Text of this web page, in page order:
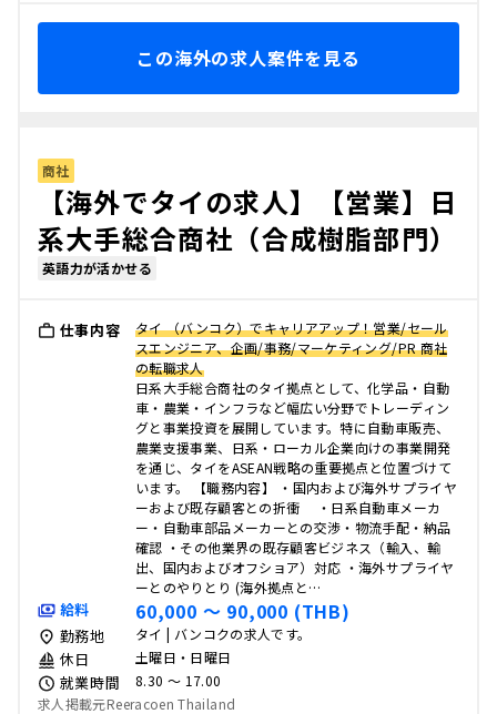
この海外の求人案件を見る
商社
【海外でタイの求人】【営業】日
系大手総合商社（合成樹脂部門）
英語力が活かせる
仕事内容
タイ （バンコク）でキャリアアップ！営業/セール
スエンジニア、企画/事務/マーケティング/PR 商社
の転職求人
日系大手総合商社のタイ拠点として、化学品・自動
車・農業・インフラなど幅広い分野でトレーディン
グと事業投資を展開しています。特に自動車販売、
農業支援事業、日系・ローカル企業向けの事業開発
を通じ、タイをASEAN戦略の重要拠点と位置づけて
います。 【職務内容】 ・国内および海外サプライヤ
ーおよび既存顧客との折衝 ・日系自動車メーカ
ー・自動車部品メーカーとの交渉・物流手配・納品
確認 ・その他業界の既存顧客ビジネス（輸入、輸
出、国内およびオフショア）対応 ・海外サプライヤ
ーとのやりとり (海外拠点と…
給料 60,000 〜 90,000 (THB)
勤務地 タイ | バンコクの求人です。
休日 土曜日・日曜日
就業時間
8.30 〜 17.00
求人掲載元Reeracoen Thailand